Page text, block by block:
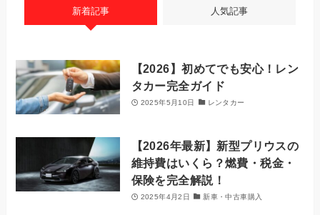
新着記事 人気記事
【2026】初めてでも安心！レン
タカー完全ガイド
2025年5月10日 レンタカー
【2026年最新】新型プリウスの
維持費はいくら？燃費・税金・
保険を完全解説！
2025年4月2日 新車・中古車購入